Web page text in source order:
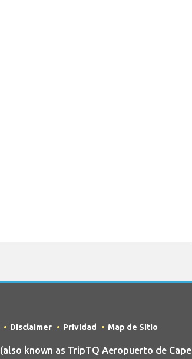
Disclaimer Prividad Map de Sitio
known as TripTQ Aeropuerto de Cape